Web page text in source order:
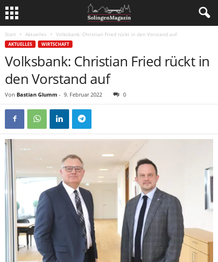
Start Aktuelles Volksbank: Christian Fried rückt in den Vorstand auf
AKTUELLES WIRTSCHAFT
Volksbank: Christian Fried rückt in
den Vorstand auf
Von Bastian Glumm - 9. Februar 2022 0